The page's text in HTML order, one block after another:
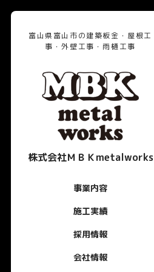
富山県富山市の建築板金・屋根工
事・外壁工事・雨樋工事
株式会社ＭＢＫmetalworks
事業内容
施工実績
採用情報
会社情報